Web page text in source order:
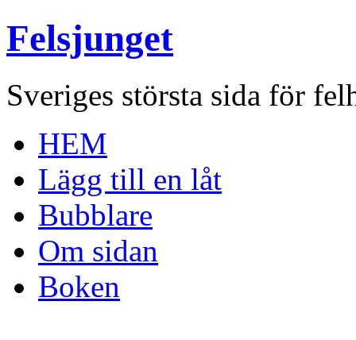
Felsjunget
Sveriges största sida för
HEM
Lägg till en låt
Bubblare
Om sidan
Boken